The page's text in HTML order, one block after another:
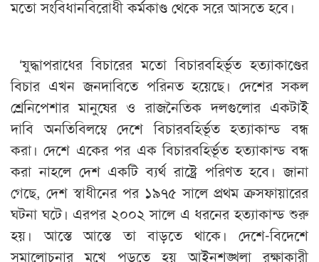
মতো সংবিধানবিরোধী কর্মকাণ্ড থেকে সরে আসতে হবে।
‘যুদ্ধাপরাধের বিচারের মতো বিচারবহির্ভূত হত্যাকাণ্ডের
বিচার এখন জনদাবিতে পরিনত হয়েছে। দেশের সকল
শ্রেনিপেশার মানুষের ও রাজনৈতিক দলগুলোর একটাই
দাবি অনতিবিলম্বে দেশে বিচারবহির্ভূত হত্যাকান্ড বন্ধ
করা। দেশে একের পর এক বিচারবহির্ভূত হত্যাকান্ড বন্ধ
করা নাহলে দেশ একটি ব্যর্থ রাষ্ট্রে পরিণত হবে। জানা
গেছে, দেশ স্বাধীনের পর ১৯৭৫ সালে প্রথম ক্রসফায়ারের
ঘটনা ঘটে। এরপর ২০০২ সালে এ ধরনের হত্যাকান্ড শুরু
হয়। আস্তে আস্তে তা বাড়তে থাকে। দেশে-বিদেশে
সমালোচনার মুখে পড়তে হয় আইনশৃঙ্খলা রক্ষাকারী